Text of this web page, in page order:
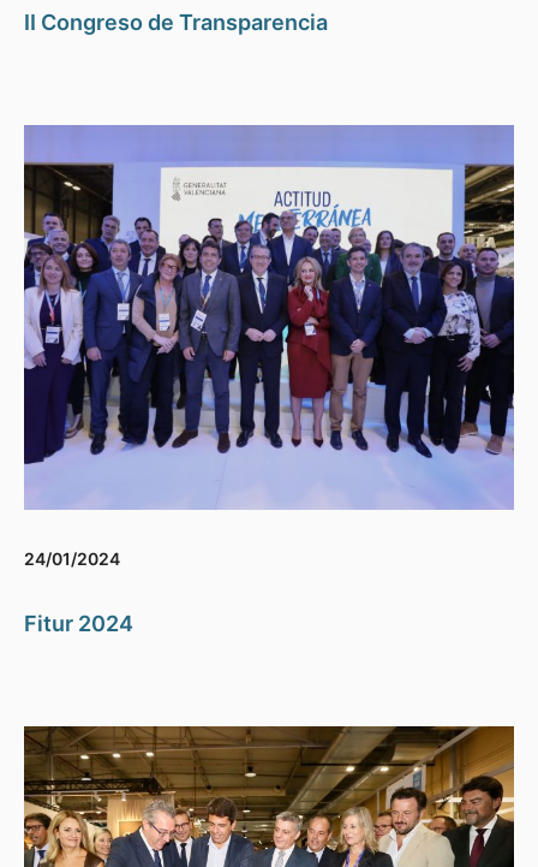
II Congreso de Transparencia
24/01/2024
Fitur 2024